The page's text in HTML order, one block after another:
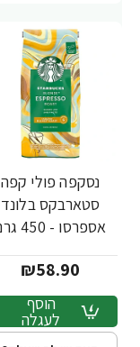
נסקפה פולי קפה
סטארבקס בלונד
אספרסו - 450 גרם
₪58.90
הוסף
לעגלה